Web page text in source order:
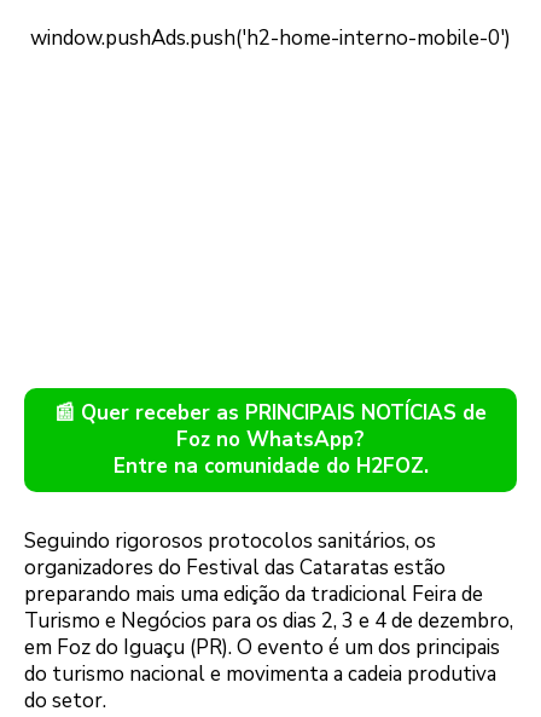
📰 Quer receber as PRINCIPAIS NOTÍCIAS de
Foz no WhatsApp?
Entre na comunidade do H2FOZ.
Seguindo rigorosos protocolos sanitários, os
organizadores do Festival das Cataratas estão
preparando mais uma edição da tradicional Feira de
Turismo e Negócios para os dias 2, 3 e 4 de dezembro,
em Foz do Iguaçu (PR). O evento é um dos principais
do turismo nacional e movimenta a cadeia produtiva
do setor.